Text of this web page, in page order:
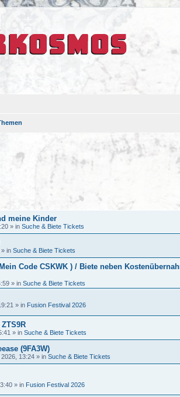
Suche
meine Kinder
» in Suche & Biete Tickets
» in Suche & Biete Tickets
Code CSKWK ) / Biete neben
» in Suche & Biete Tickets
» in Fusion Festival 2026
» in Suche & Biete Tickets
(9FA3W)
2026, 13:24 » in Suche & Biete Tickets
» in Fusion Festival 2026